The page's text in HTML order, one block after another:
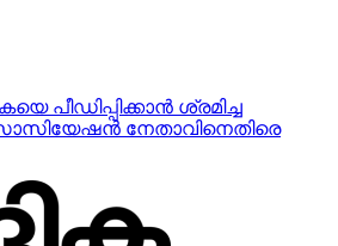
പീഡിപ്പിക്കാന്‍ ശ്രമിച്ച
നേതാവിനെതിരെ